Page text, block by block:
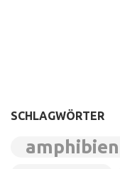
SCHLAGWÖRTER
amphibien